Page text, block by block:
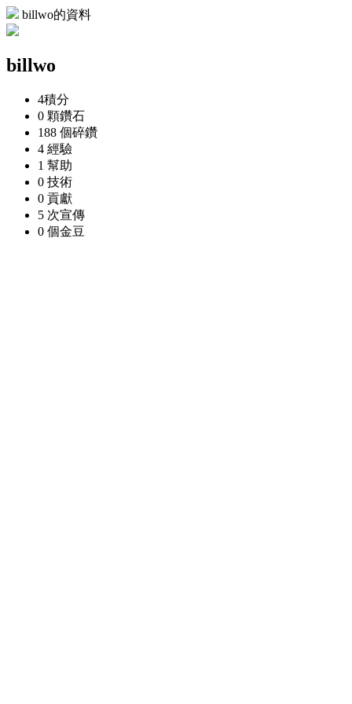
billwo的資料
billwo
4積分
0 顆鑽石
188 個碎鑽
4 經驗
1 幫助
0 技術
0 貢獻
5 次宣傳
0 個金豆